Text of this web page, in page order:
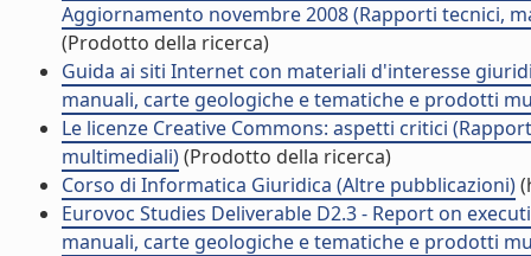
Aggiornamento novembre 2008 (Rapporti tecnici,
(Prodotto della ricerca)
Guida ai siti Internet con materiali d'interesse
manuali, carte geologiche e tematiche e prodotti
Le licenze Creative Commons: aspetti critici
multimediali)(Prodotto della ricerca)
Corso di Informatica Giuridica (Altre pubblicazioni)
Eurovoc Studies Deliverable D2.3 - Report on
manuali, carte geologiche e tematiche e prodotti